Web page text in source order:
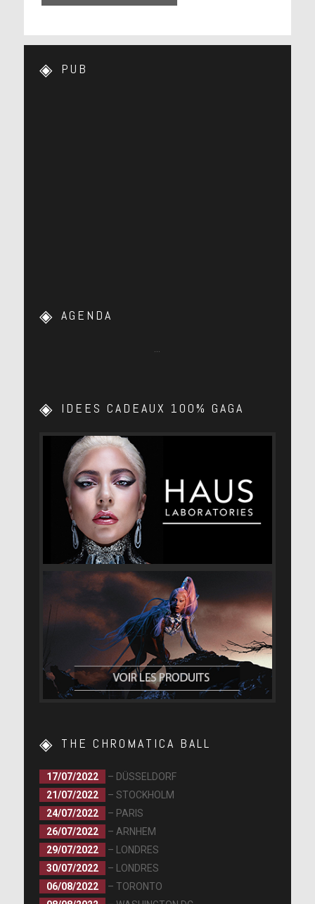
PUB
AGENDA
IDEES CADEAUX 100% GAGA
THE CHROMATICA BALL
17/07/2022
– DÜSSELDORF
21/07/2022
– STOCKHOLM
24/07/2022
– PARIS
26/07/2022
– ARNHEM
29/07/2022
– LONDRES
30/07/2022
– LONDRES
06/08/2022
– TORONTO